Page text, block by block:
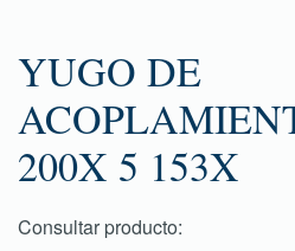
YUGO DE
200X 5 153X
Consultar producto: